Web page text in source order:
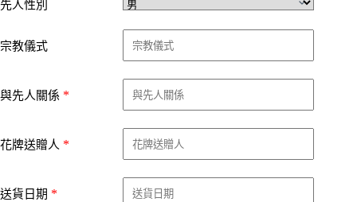
先人性別
宗教儀式
與先人關係 *
花牌送贈人 *
送貨日期 *